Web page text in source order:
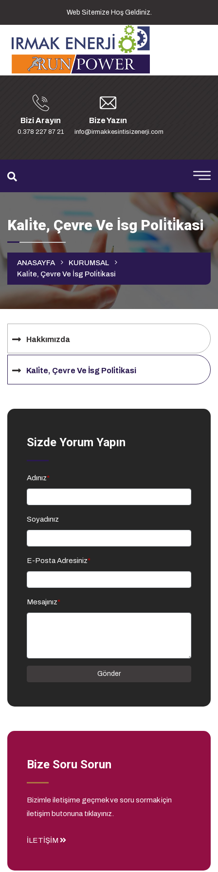
Web Sitemize Hoş Geldiniz.
Bizi Arayın
0.378 227 87 21
Bize Yazın
info@irmakkesintisizenerji.com
Kali̇te, Çevre Ve İsg Poli̇ti̇kasi
ANASAYFA
KURUMSAL
Kali̇te, Çevre Ve İsg Poli̇ti̇kasi
Hakkımızda
Kali̇te, Çevre Ve İsg Poli̇ti̇kasi
Sizde Yorum Yapın
Adınız*
Soyadınız
E-Posta Adresiniz*
Mesajınız*
Gönder
Bize Soru Sorun
Bizimle iletişime geçmek ve soru sormak için
iletişim butonuna tıklayınız.
İLETİŞİM